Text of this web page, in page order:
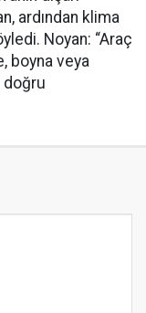
ardından klima
Noyan: “Araç
boyna veya
doğru